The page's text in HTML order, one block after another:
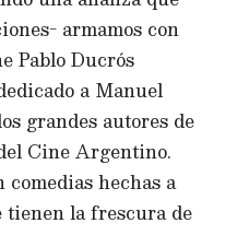
armamos con
Pablo Ducrós
a Manuel
grandes autores de
Cine Argentino.
comedias hechas a
tienen la frescura de